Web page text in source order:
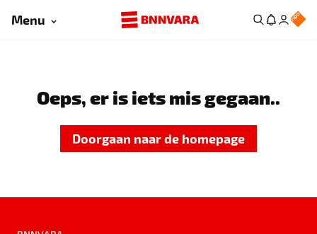
Menu
Oeps, er is iets mis gegaan..
Doorgaan naar de homepage